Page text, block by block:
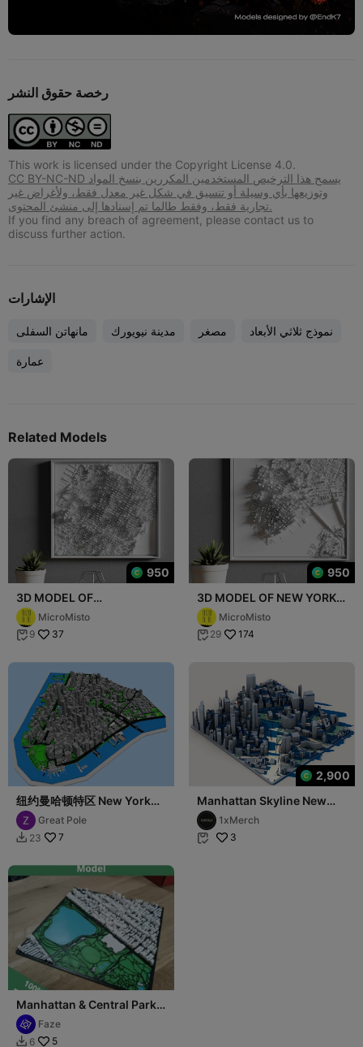
رخصة حقوق النشر
This work is licensed under the Copyright License 4.0.
CC BY-NC-ND يسمح هذا الترخيص المستخدمين المكررين بنسخ المواد
وتوزيعها بأي وسيلة أو تنسيق في شكل غير معدل فقط، ولأغراض غير
تجارية فقط، وفقط طالما تم إسنادها إلى منشئ المحتوى.
If you find any breach of agreement, please contact us to
discuss further action.
الإشارات
مانهاتن السفلى مدينة نيويورك مصغر نموذج ثلاثي الأبعاد
عمارة
Related Models
950
3D MODEL OF
MANHATTAN MIDTOWN
MicroMisto
 9 37
950
3D MODEL OF NEW YORK,
MANHATTAN, DOWNTOWN
MicroMisto
 29 174
纽约曼哈顿特区 New York
Manhattan District - Scale
ModelGreat Pole
 23 7
2,900
Manhattan Skyline New
York City – NYC
Architecture 3D Model
1xMerch
 3
Manhattan & Central Park
ModelFaze
 6 5